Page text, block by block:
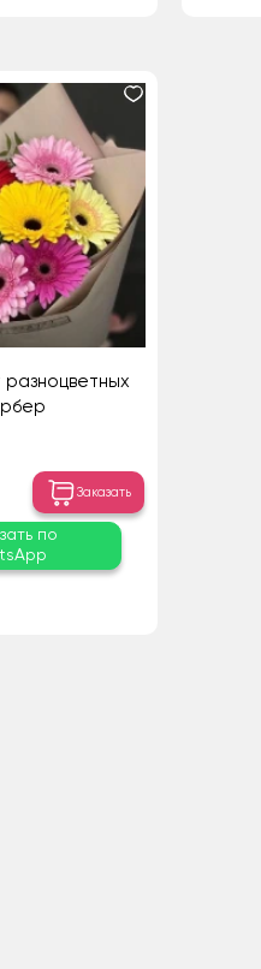
разноцветных
Заказать
по